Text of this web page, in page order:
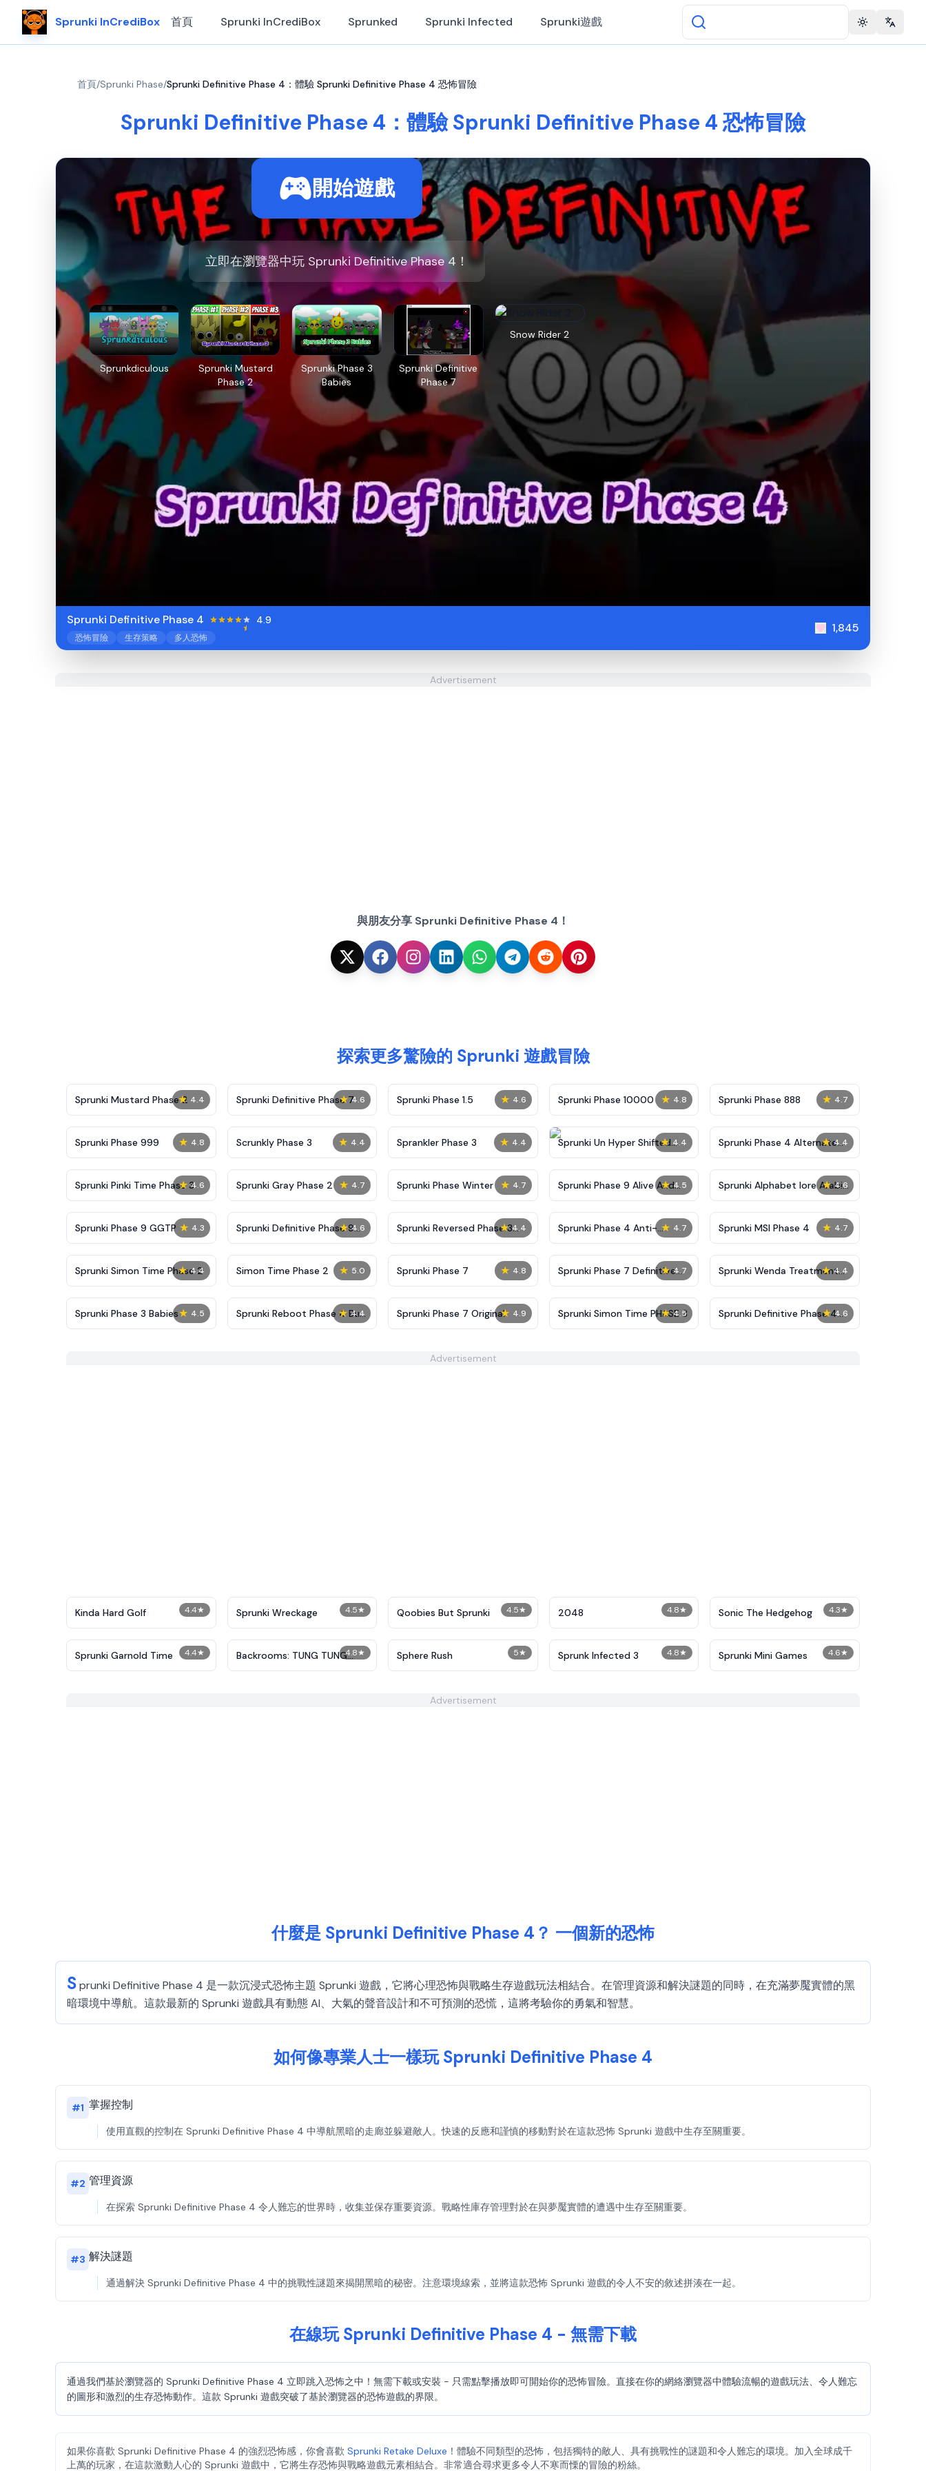
Sprunki InCrediBox 首頁 Sprunki InCrediBox Sprunked Sprunki Infected Sprunki遊戲 Toggle theme
首頁/Sprunki Phase/Sprunki Definitive Phase 4：體驗 Sprunki Definitive Phase 4 恐怖冒險
Sprunki Definitive Phase 4：體驗 Sprunki Definitive Phase 4 恐怖冒險
開始遊戲
立即在瀏覽器中玩 Sprunki Definitive Phase 4！
Sprunkdiculous
Sprunki Mustard
Phase 2
Sprunki Phase 3
Babies
Sprunki Definitive
Phase 7
Snow Rider 2
Sprunki Definitive Phase 4 4.9
恐怖冒險 生存策略 多人恐怖
1,845
Advertisement
與朋友分享 Sprunki Definitive Phase 4！
探索更多驚險的 Sprunki 遊戲冒險
★ 4.4
Sprunki Mustard Phase 2 ★ 4.6
Sprunki Definitive Phase 7 ★ 4.6
Sprunki Phase 1.5 ★ 4.8
Sprunki Phase 10000 ★ 4.7
Sprunki Phase 888
★ 4.8
Sprunki Phase 999 ★ 4.4
Scrunkly Phase 3 ★ 4.4
Sprankler Phase 3 ★ 4.4
Sprunki Un Hyper Shifted
Phase 4
★ 4.4
Sprunki Phase 4 Alternate
Edition
★ 4.6
Sprunki Pinki Time Phase 3 ★ 4.7
Sprunki Gray Phase 2 ★ 4.7
Sprunki Phase Winter ★ 4.5
Sprunki Phase 9 Alive And
Malediction
★ 4.6
Sprunki Alphabet lore Arabic
Phase 3
★ 4.3
Sprunki Phase 9 GGTP ★ 4.6
Sprunki Definitive Phase 9
New
★ 4.4
Sprunki Reversed Phase 3
Definitive
★ 4.7
Sprunki Phase 4 Anti-
Shifted
★ 4.7
Sprunki MSI Phase 4
★ 4.4
Sprunki Simon Time Phase 2 ★ 5.0
Simon Time Phase 2 ★ 4.8
Sprunki Phase 7 ★ 4.7
Sprunki Phase 7 Definitive
(Fanmade)
★ 4.4
Sprunki Wenda Treatment
Phase 40
★ 4.5
Sprunki Phase 3 Babies ★ 4.4
Sprunki Reboot Phase 4 But
All Alive
★ 4.9
Sprunki Phase 7 Original ★ 4.5
Sprunki Simon Time PHASE 3 ★ 4.6
Sprunki Definitive Phase 4
Reupload
Advertisement
4.4★
Kinda Hard Golf 4.5★
Sprunki Wreckage 4.5★
Qoobies But Sprunki 4.8★
2048 4.3★
Sonic The Hedgehog
4.4★
Sprunki Garnold Time 4.8★
Backrooms: TUNG TUNG
TUNG SAUR
5★
Sphere Rush 4.8★
Sprunk Infected 3 4.6★
Sprunki Mini Games
Advertisement
什麼是 Sprunki Definitive Phase 4？ 一個新的恐怖
Sprunki Definitive Phase 4 是一款沉浸式恐怖主題 Sprunki 遊戲，它將心理恐怖與戰略生存遊戲玩法相結合。在管理資源和解決謎題的同時，在充滿夢魘實體的黑
暗環境中導航。這款最新的 Sprunki 遊戲具有動態 AI、大氣的聲音設計和不可預測的恐慌，這將考驗你的勇氣和智慧。
如何像專業人士一樣玩 Sprunki Definitive Phase 4
#1 掌握控制
使用直觀的控制在 Sprunki Definitive Phase 4 中導航黑暗的走廊並躲避敵人。快速的反應和謹慎的移動對於在這款恐怖 Sprunki 遊戲中生存至關重要。
#2 管理資源
在探索 Sprunki Definitive Phase 4 令人難忘的世界時，收集並保存重要資源。戰略性庫存管理對於在與夢魘實體的遭遇中生存至關重要。
#3 解決謎題
通過解決 Sprunki Definitive Phase 4 中的挑戰性謎題來揭開黑暗的秘密。注意環境線索，並將這款恐怖 Sprunki 遊戲的令人不安的敘述拼湊在一起。
在線玩 Sprunki Definitive Phase 4 - 無需下載
通過我們基於瀏覽器的 Sprunki Definitive Phase 4 立即跳入恐怖之中！無需下載或安裝 - 只需點擊播放即可開始你的恐怖冒險。直接在你的網絡瀏覽器中體驗流暢的遊戲玩法、令人難忘
的圖形和激烈的生存恐怖動作。這款 Sprunki 遊戲突破了基於瀏覽器的恐怖遊戲的界限。
如果你喜歡 Sprunki Definitive Phase 4 的強烈恐怖感，你會喜歡 Sprunki Retake Deluxe ！體驗不同類型的恐怖，包括獨特的敵人、具有挑戰性的謎題和令人難忘的環境。加入全球成千
上萬的玩家，在這款激動人心的 Sprunki 遊戲中，它將生存恐怖與戰略遊戲元素相結合。非常適合尋求更多令人不寒而慄的冒險的粉絲。